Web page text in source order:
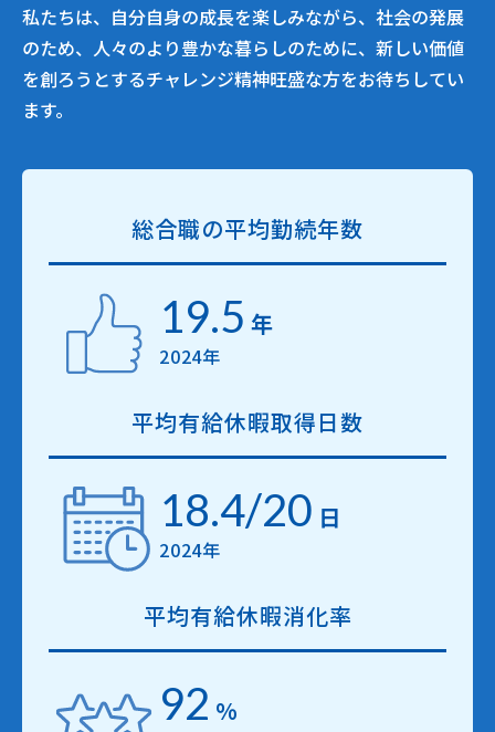
私たちは、自分自身の成長を楽しみながら、社会の発展
のため、人々のより豊かな暮らしのために、 新しい価値
を創ろうとするチャレンジ精神旺盛な方をお待ちしてい
ます。
総合職の平均勤続年数
19.5 年
2024年
平均有給休暇取得日数
18.4/20 日
2024年
平均有給休暇消化率
92 %